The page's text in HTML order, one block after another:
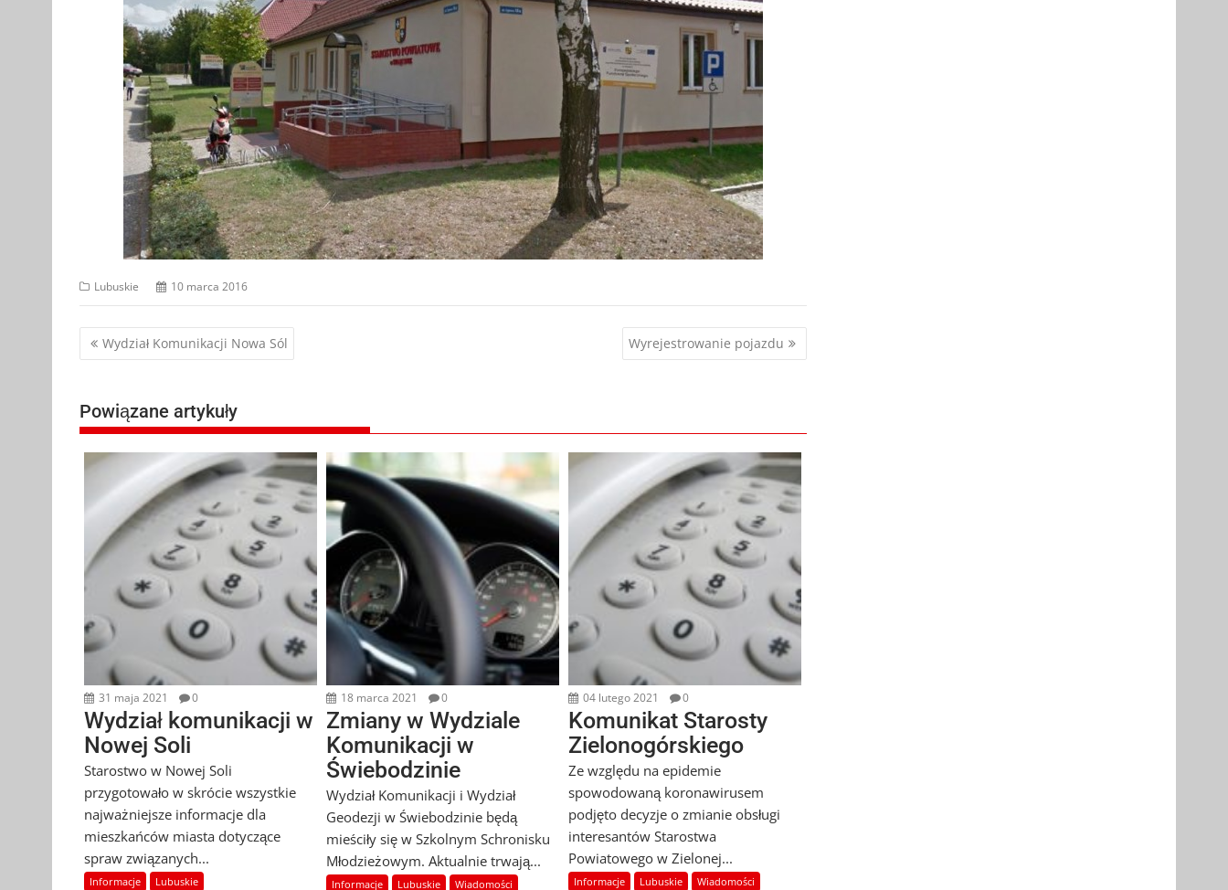
Lubuskie 10 marca 2016
Nawigacja
Wydział Komunikacji Nowa Sól Wyrejestrowanie pojazdu
Powiązane artykuły
31 maja 2021 0
Wydział komunikacji w
Nowej Soli
Starostwo w Nowej Soli
przygotowało w skrócie wszystkie
najważniejsze informacje dla
mieszkańców miasta dotyczące
spraw związanych...
Informacje Lubuskie
18 marca 2021 0
Zmiany w Wydziale
Komunikacji w
Świebodzinie
Wydział Komunikacji i Wydział
Geodezji w Świebodzinie będą
mieściły się w Szkolnym Schronisku
Młodzieżowym. Aktualnie trwają...
Informacje Lubuskie Wiadomości
04 lutego 2021 0
Komunikat Starosty
Zielonogórskiego
Ze względu na epidemie
spowodowaną koronawirusem
podjęto decyzje o zmianie obsługi
interesantów Starostwa
Powiatowego w Zielonej...
Informacje Lubuskie Wiadomości